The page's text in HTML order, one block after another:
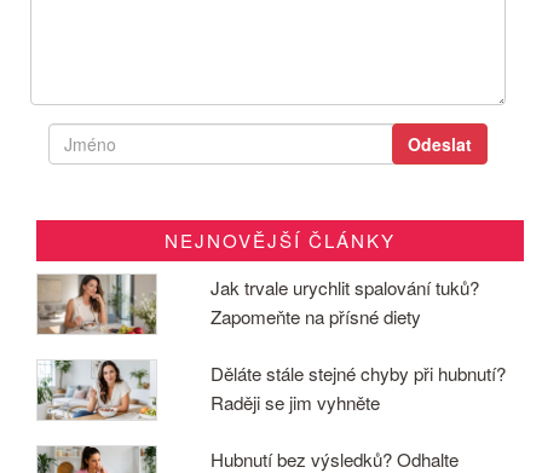
NEJNOVĚJŠÍ ČLÁNKY
Jak trvale urychlit spalování tuků?
Zapomeňte na přísné diety
Děláte stále stejné chyby při hubnutí?
Raději se jim vyhněte
Hubnutí bez výsledků? Odhalte